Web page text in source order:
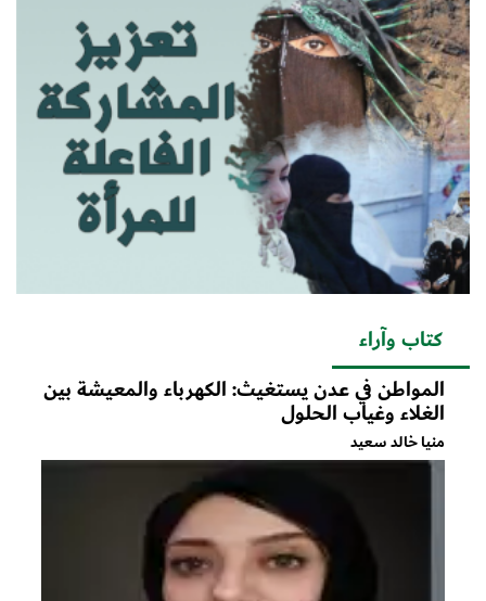
كتاب وآراء
المواطن في عدن يستغيث: الكهرباء والمعيشة بين
الغلاء وغياب الحلول
منيا خالد سعيد